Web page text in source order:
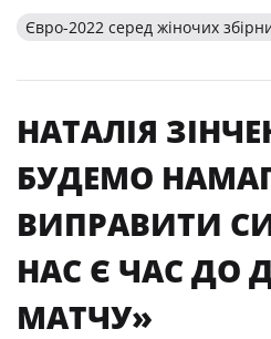
Євро-2022 серед жіночих
НАТАЛІЯ
БУДЕМО
ВИПРАВИТИ
НАС Є ЧАС ДО
МАТЧУ»